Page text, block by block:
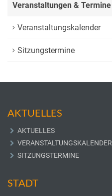
Veranstaltungen & Termine
Veranstaltungskalender
Sitzungstermine
AKTUELLES
AKTUELLES
VERANSTALTUNGSKALENDER
SITZUNGSTERMINE
STADT